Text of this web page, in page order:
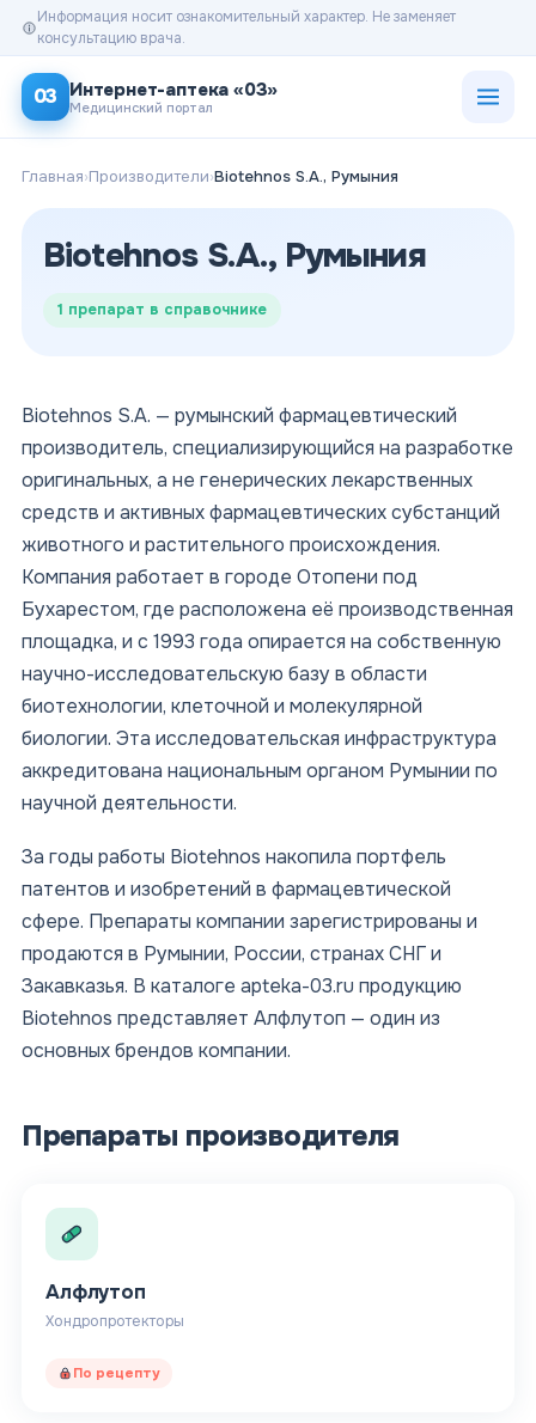
Информация носит ознакомительный характер. Не заменяет
консультацию врача.
03 Интернет-аптека «03»
Медицинский портал
Главная›Производители›Biotehnos S.A., Румыния
Biotehnos S.A., Румыния
1 препарат в справочнике
Biotehnos S.A. — румынский фармацевтический
производитель, специализирующийся на разработке
оригинальных, а не генерических лекарственных
средств и активных фармацевтических субстанций
животного и растительного происхождения.
Компания работает в городе Отопени под
Бухарестом, где расположена её производственная
площадка, и с 1993 года опирается на собственную
научно-исследовательскую базу в области
биотехнологии, клеточной и молекулярной
биологии. Эта исследовательская инфраструктура
аккредитована национальным органом Румынии по
научной деятельности.
За годы работы Biotehnos накопила портфель
патентов и изобретений в фармацевтической
сфере. Препараты компании зарегистрированы и
продаются в Румынии, России, странах СНГ и
Закавказья. В каталоге apteka-03.ru продукцию
Biotehnos представляет Алфлутоп — один из
основных брендов компании.
Препараты производителя
Алфлутоп
Хондропротекторы
По рецепту